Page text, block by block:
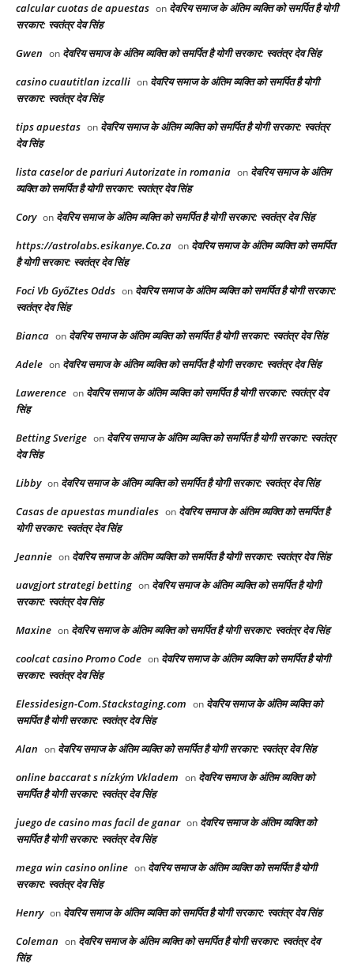
calcular cuotas de apuestas on देवरिय समाज के अंतिम व्यक्ति को समर्पित है योगी
सरकार: स्वतंत्र देव सिंह
Gwen on देवरिय समाज के अंतिम व्यक्ति को समर्पित है योगी सरकार: स्वतंत्र देव सिंह
casino cuautitlan izcalli on देवरिय समाज के अंतिम व्यक्ति को समर्पित है योगी
सरकार: स्वतंत्र देव सिंह
tips apuestas on देवरिय समाज के अंतिम व्यक्ति को समर्पित है योगी सरकार: स्वतंत्र
देव सिंह
lista caselor de pariuri Autorizate in romania on देवरिय समाज के अंतिम
व्यक्ति को समर्पित है योगी सरकार: स्वतंत्र देव सिंह
Cory on देवरिय समाज के अंतिम व्यक्ति को समर्पित है योगी सरकार: स्वतंत्र देव सिंह
https://astrolabs.esikanye.Co.za on देवरिय समाज के अंतिम व्यक्ति को समर्पित
है योगी सरकार: स्वतंत्र देव सिंह
Foci Vb GyőZtes Odds on देवरिय समाज के अंतिम व्यक्ति को समर्पित है योगी सरकार:
स्वतंत्र देव सिंह
Bianca on देवरिय समाज के अंतिम व्यक्ति को समर्पित है योगी सरकार: स्वतंत्र देव सिंह
Adele on देवरिय समाज के अंतिम व्यक्ति को समर्पित है योगी सरकार: स्वतंत्र देव सिंह
Lawerence on देवरिय समाज के अंतिम व्यक्ति को समर्पित है योगी सरकार: स्वतंत्र देव
सिंह
Betting Sverige on देवरिय समाज के अंतिम व्यक्ति को समर्पित है योगी सरकार: स्वतंत्र
देव सिंह
Libby on देवरिय समाज के अंतिम व्यक्ति को समर्पित है योगी सरकार: स्वतंत्र देव सिंह
Casas de apuestas mundiales on देवरिय समाज के अंतिम व्यक्ति को समर्पित है
योगी सरकार: स्वतंत्र देव सिंह
Jeannie on देवरिय समाज के अंतिम व्यक्ति को समर्पित है योगी सरकार: स्वतंत्र देव सिंह
uavgjort strategi betting on देवरिय समाज के अंतिम व्यक्ति को समर्पित है योगी
सरकार: स्वतंत्र देव सिंह
Maxine on देवरिय समाज के अंतिम व्यक्ति को समर्पित है योगी सरकार: स्वतंत्र देव सिंह
coolcat casino Promo Code on देवरिय समाज के अंतिम व्यक्ति को समर्पित है योगी
सरकार: स्वतंत्र देव सिंह
Elessidesign-Com.Stackstaging.com on देवरिय समाज के अंतिम व्यक्ति को
समर्पित है योगी सरकार: स्वतंत्र देव सिंह
Alan on देवरिय समाज के अंतिम व्यक्ति को समर्पित है योगी सरकार: स्वतंत्र देव सिंह
online baccarat s nízkým Vkladem on देवरिय समाज के अंतिम व्यक्ति को
समर्पित है योगी सरकार: स्वतंत्र देव सिंह
juego de casino mas facil de ganar on देवरिय समाज के अंतिम व्यक्ति को
समर्पित है योगी सरकार: स्वतंत्र देव सिंह
mega win casino online on देवरिय समाज के अंतिम व्यक्ति को समर्पित है योगी
सरकार: स्वतंत्र देव सिंह
Henry on देवरिय समाज के अंतिम व्यक्ति को समर्पित है योगी सरकार: स्वतंत्र देव सिंह
Coleman on देवरिय समाज के अंतिम व्यक्ति को समर्पित है योगी सरकार: स्वतंत्र देव
सिंह